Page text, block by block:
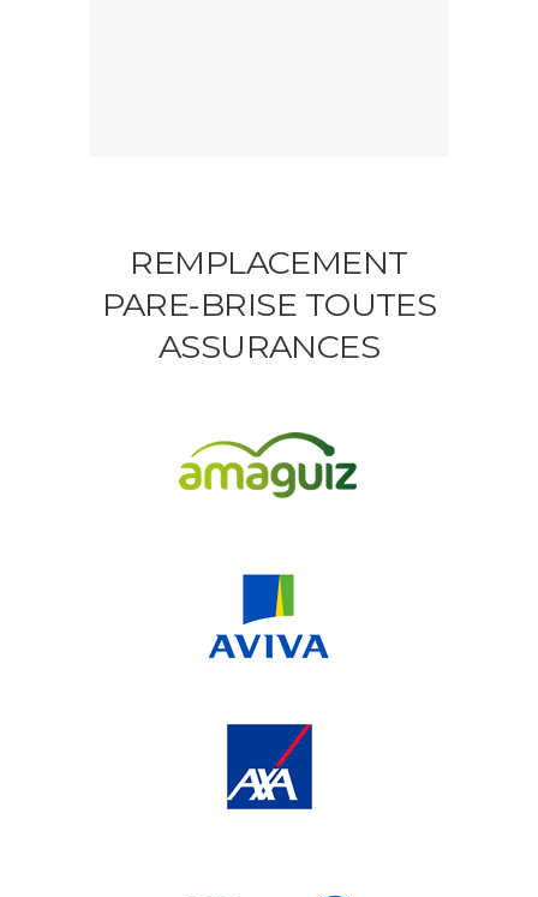
REMPLACEMENT
PARE-BRISE TOUTES
ASSURANCES